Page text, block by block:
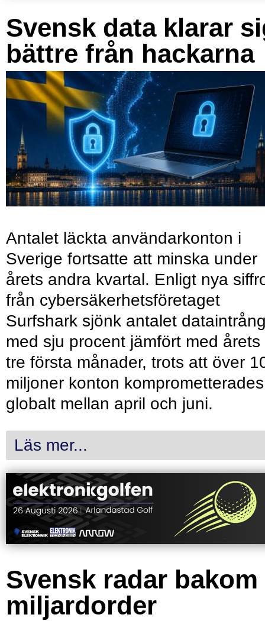
Svensk data klarar
bättre från hackarna
Antalet läckta användarkonton i
Sverige fortsatte att minska under
årets andra kvartal. Enligt nya
från cybersäkerhetsföretaget
Surfshark sjönk antalet
med sju procent jämfört med årets
tre första månader, trots att över
miljoner konton komprometterades
globalt mellan april och juni.
Läs mer...
Svensk radar bakom
miljardorder